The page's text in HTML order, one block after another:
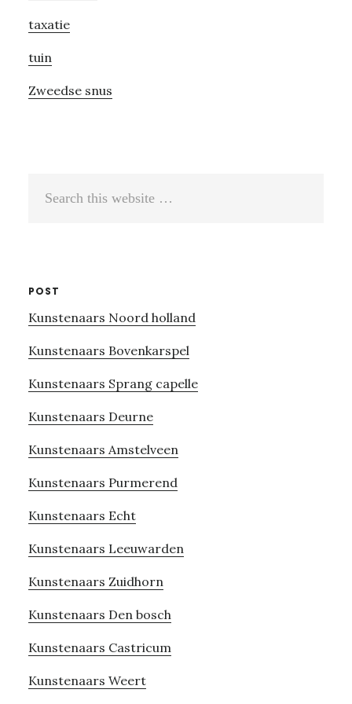
taxatie
tuin
Zweedse snus
POST
Kunstenaars Noord holland
Kunstenaars Bovenkarspel
Kunstenaars Sprang capelle
Kunstenaars Deurne
Kunstenaars Amstelveen
Kunstenaars Purmerend
Kunstenaars Echt
Kunstenaars Leeuwarden
Kunstenaars Zuidhorn
Kunstenaars Den bosch
Kunstenaars Castricum
Kunstenaars Weert